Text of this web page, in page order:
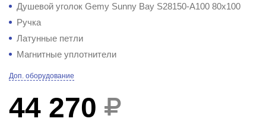
Душевой уголок Gemy Sunny Bay S28150-A100 80x100
Ручка
Латунные петли
Магнитные уплотнители
Доп. оборудование
44 270